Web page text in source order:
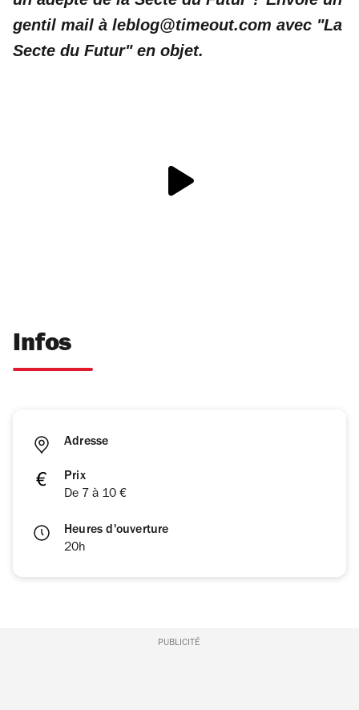
gentil mail à leblog@timeout.com avec "La
Secte du Futur" en objet.
Infos
Adresse
Prix
De 7 à 10 €
Heures d'ouverture
20h
PUBLICITÉ